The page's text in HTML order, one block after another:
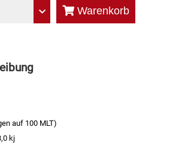
Warenkorb
auf 100 MLT)
kj